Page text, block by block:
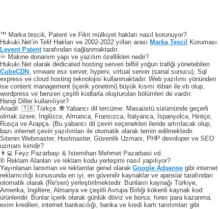
™ Marka tescili, Patent ve Fikri mülkiyet hakları nasıl korunuyor?
Hukuki.Net’in Telif Hakları ve 2002-2022 yılları arası Marka Tescil
Koruması
Levent Patenttarafından sağlanmaktadır.
♾️ Makine donanım yapı ve yazılım özellikleri nedir?
Hukuki.Net olarak dedicated hosting serveri bilfiil yoğun trafiği yönetebilen
CubeCDN , vmware esx server, hyperv, virtual server (sanal sunucu), Sql
express ve cloud hosting teknolojisi kullanmaktadır. Web yazılımı yönünden
ise content management (içerik yönetimi) büyük kısmı itibari ile vb olup,
wordpress ve benzeri çeşitli kodlarla oluşturulan bölümleri de vardır.
Hangi Diller kullanılıyor?
Anadil: 🇹🇷 Türkçe. 🌐 Yabancı dil tercüme: Masaüstü sürümünde geçerli
olmak üzere; İngilizce, Almanca, Fransızca, İtalyanca, İspanyolca, Hintçe,
Rusça ve Arapça. (Bu yabancı dil çeviri seçenekleri ileride artırılacak olup,
bazı internet çeviri yazılımları ile otomatik olarak temin edilmektedir.
Sitenin Webmaster, Hostmaster, Güvenlik Uzmanı, PHP devoloper ve SEO
uzmanı kimdir?
👨‍💻 Feyz Pazarbaşı & Istemihan Mehmet Pazarbasi vd.
® Reklam Alanları ve reklam kodu yerleşimi nasıl yapılıyor?
Yayınlanan lansman ve reklamlar genel olarak Google Adsense gibi internet
reklamcılığı konusunda en iyi, en güvenilir kaynaklar ve ajanslar tarafından
otomatik olarak (Re'sen) yerleştirilmektedir. Bunların kaynağı Türkiye,
Amerika, Ingiltere, Almanya ve çeşitli Avrupa Birliği kökenli kaynak kod
ürünleridir. Bunlar içerik olarak günlük döviz ve borsa, forex para kazanma,
exim kredileri, internet bankacılığı, banka ve kredi kartı tanıtımları gibi